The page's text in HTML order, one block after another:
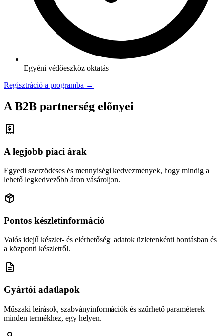
Egyéni védőeszköz oktatás
Regisztráció a programba →
A B2B partnerség előnyei
A legjobb piaci árak
Egyedi szerződéses és mennyiségi kedvezmények, hogy mindig a
lehető legkedvezőbb áron vásároljon.
Pontos készletinformáció
Valós idejű készlet- és elérhetőségi adatok üzletenkénti bontásban és
a központi készletről.
Gyártói adatlapok
Műszaki leírások, szabványinformációk és szűrhető paraméterek
minden termékhez, egy helyen.